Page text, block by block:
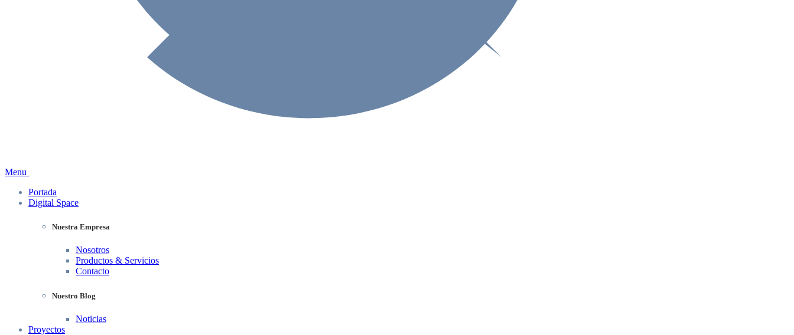
Menu
Portada
Digital Space
Nuestra Empresa
Nosotros
Productos & Servicios
Contacto
Nuestro Blog
Noticias
Proyectos